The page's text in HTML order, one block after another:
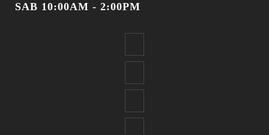
SAB 10:00AM - 2:00PM